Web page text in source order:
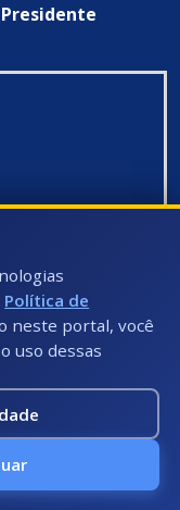
©: 2026
Política de
neste portal, você
uso dessas